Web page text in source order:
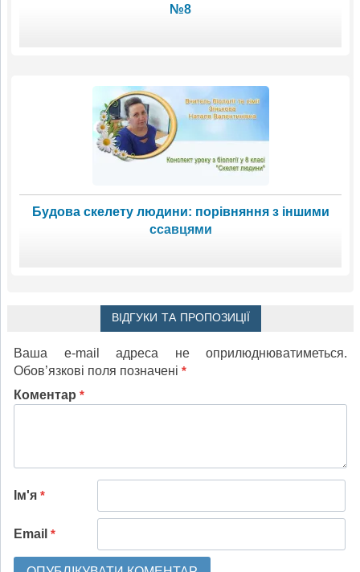
№8
Будова скелету людини: порівняння з іншими
ссавцями
ВІДГУКИ ТА ПРОПОЗИЦІЇ
Ваша e-mail адреса не оприлюднюватиметься.
Обов’язкові поля позначені *
Коментар *
Ім'я *
Email *